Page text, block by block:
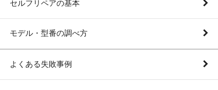
セルフリペアの基本
モデル・型番の調べ方
よくある失敗事例